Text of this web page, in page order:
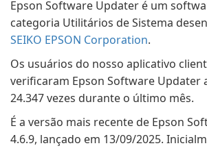
Epson Software Updater é um
categoria Utilitários de Sistema
SEIKO EPSON Corporation.
Os usuários do nosso aplicativo
verificaram Epson Software Updater
24.347 vezes durante o último mês.
É a versão mais recente de Epson
4.6.9, lançado em 13/09/2025.